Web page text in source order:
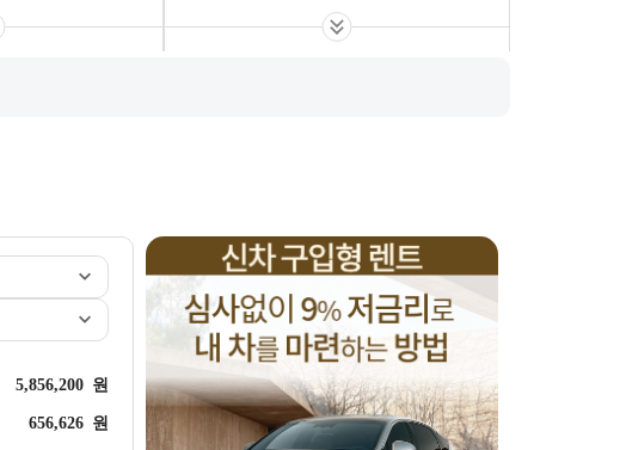
장기렌터카
854,600 원
891,663 원
N 853,990
8
5,856,200 원
656,626 원